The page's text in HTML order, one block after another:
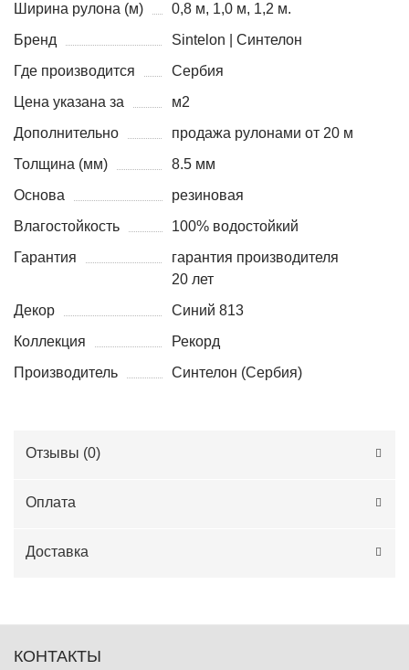
Ширина рулона (м)
0,8 м, 1,0 м, 1,2 м.
Бренд
Sintelon | Синтелон
Где производится
Сербия
Цена указана за
м2
Дополнительно
продажа рулонами от 20 м
Толщина (мм)
8.5 мм
Основа
резиновая
Влагостойкость
100% водостойкий
Гарантия
гарантия производителя
20 лет
Декор
Синий 813
Коллекция
Рекорд
Производитель
Синтелон (Сербия)
Отзывы (0)
Оплата
Доставка
КОНТАКТЫ